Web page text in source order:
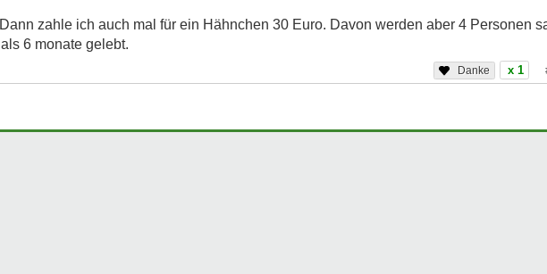
zahle ich auch mal für ein Hähnchen 30 Euro. Davon werden aber 4 Personen
6 monate gelebt.
x 1